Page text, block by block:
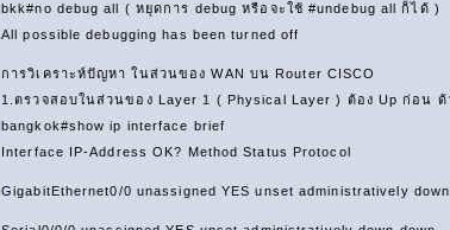
bkk#no debug all ( หยุดการ debug หรือจะใช้ #undebug all ก็ได้ )
All possible debugging has been turned off
การวิเคราะห์ปัญหา ในส่วนของ WAN บน Router CISCO
1.ตรวจสอบในส่วนของ Layer 1 ( Physical Layer ) ต้อง Up ก่อน
bangkok#show ip interface brief
Interface IP-Address OK? Method Status Protocol
GigabitEthernet0/0 unassigned YES unset administratively